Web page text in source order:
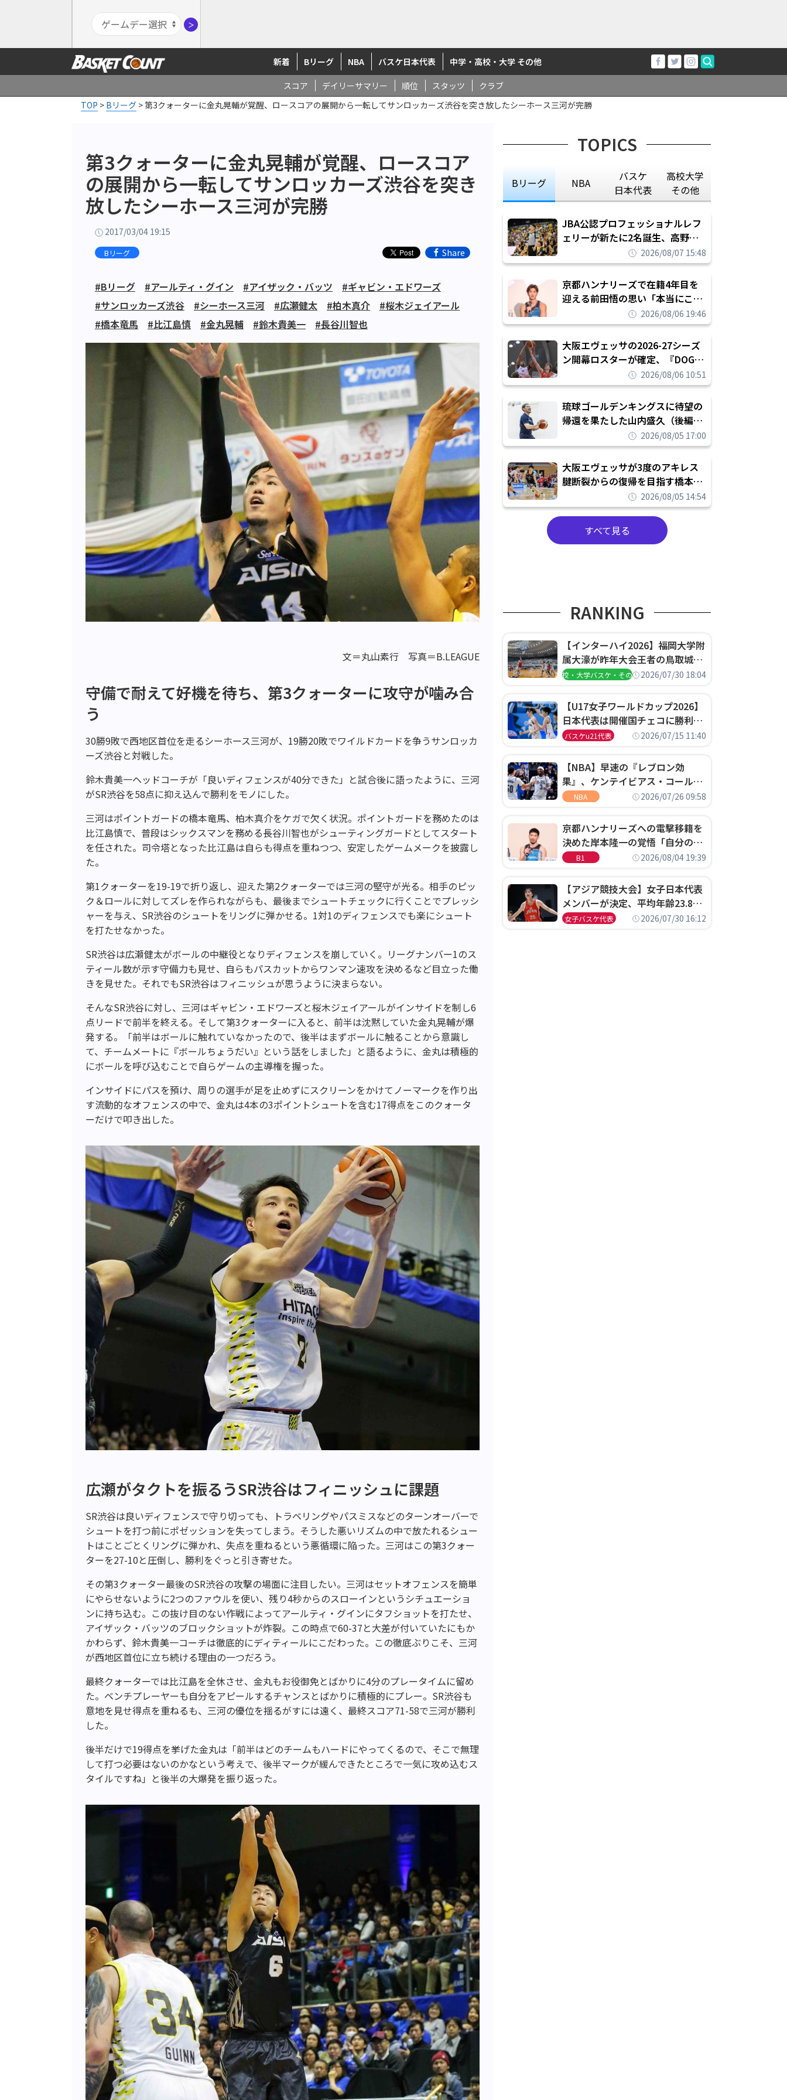
＞
新着 Bリーグ NBA バスケ日本代表 中学・高校・大学 その他
スコア デイリーサマリー 順位 スタッツ
クラブ
TOP > Bリーグ >第3クォーターに金丸晃輔が覚醒、ロースコアの展開から一転してサンロッカーズ渋谷を突き放したシーホース三河が完勝
第3クォーターに金丸晃輔が覚醒、ロースコア
の展開から一転してサンロッカーズ渋谷を突き
放したシーホース三河が完勝
2017/03/04 19:15
Bリーグ Share
#Bリーグ #アールティ・グイン #アイザック・バッツ
#ギャビン・エドワーズ
#サンロッカーズ渋谷
#シーホース三河 #広瀬健太 #柏木真介
#桜木ジェイアール
#橋本竜馬
#比江島慎 #金丸晃輔 #鈴木貴美一 #長谷川智也
文＝丸山素行 写真＝B.LEAGUE
守備で耐えて好機を待ち、第3クォーターに攻守が噛み合
う
30勝9敗で西地区首位を走るシーホース三河が、19勝20敗でワイルドカードを争うサンロッカ
ーズ渋谷と対戦した。
鈴木貴美一ヘッドコーチが「良いディフェンスが40分できた」と試合後に語ったように、三河
がSR渋谷を58点に抑え込んで勝利をモノにした。
三河はポイントガードの橋本竜馬、柏木真介をケガで欠く状況。ポイントガードを務めたのは
比江島慎で、普段はシックスマンを務める長谷川智也がシューティングガードとしてスタート
を任された。司令塔となった比江島は自らも得点を重ねつつ、安定したゲームメークを披露し
た。
第1クォーターを19-19で折り返し、迎えた第2クォーターでは三河の堅守が光る。相手のピッ
ク＆ロールに対してズレを作られながらも、最後までシュートチェックに行くことでプレッシ
ャーを与え、SR渋谷のシュートをリングに弾かせる。1対1のディフェンスでも楽にシュート
を打たせなかった。
SR渋谷は広瀬健太がボールの中継役となりディフェンスを崩していく。リーグナンバー1のス
ティール数が示す守備力も見せ、自らもパスカットからワンマン速攻を決めるなど目立った働
きを見せた。それでもSR渋谷はフィニッシュが思うように決まらない。
そんなSR渋谷に対し、三河はギャビン・エドワーズと桜木ジェイアールがインサイドを制し6
点リードで前半を終える。そして第3クォーターに入ると、前半は沈黙していた金丸晃輔が爆
発する。「前半はボールに触れていなかったので、後半はまずボールに触ることから意識し
て、チームメートに『ボールちょうだい』という話をしました」と語るように、金丸は積極的
にボールを呼び込むことで自らゲームの主導権を握った。
インサイドにパスを預け、周りの選手が足を止めずにスクリーンをかけてノーマークを作り出
す流動的なオフェンスの中で、金丸は4本の3ポイントシュートを含む17得点をこのクォータ
ーだけで叩き出した。
広瀬がタクトを振るうSR渋谷はフィニッシュに課題
SR渋谷は良いディフェンスで守り切っても、トラベリングやパスミスなどのターンオーバーで
シュートを打つ前にポゼッションを失ってしまう。そうした悪いリズムの中で放たれるシュー
トはことごとくリングに弾かれ、失点を重ねるという悪循環に陥った。三河はこの第3クォー
ターを27-10と圧倒し、勝利をぐっと引き寄せた。
その第3クォーター最後のSR渋谷の攻撃の場面に注目したい。三河はセットオフェンスを簡単
にやらせないように2つのファウルを使い、残り4秒からのスローインというシチュエーショ
ンに持ち込む。この抜け目のない作戦によってアールティ・グインにタフショットを打たせ、
アイザック・バッツのブロックショットが炸裂。この時点で60-37と大差が付いていたにもか
かわらず、鈴木貴美一コーチは徹底的にディティールにこだわった。この徹底ぶりこそ、三河
が西地区首位に立ち続ける理由の一つだろう。
最終クォーターでは比江島を全休させ、金丸もお役御免とばかりに4分のプレータイムに留め
た。ベンチプレーヤーも自分をアピールするチャンスとばかりに積極的にプレー。SR渋谷も
意地を見せ得点を重ねるも、三河の優位を揺るがすには遠く、最終スコア71-58で三河が勝利
した。
後半だけで19得点を挙げた金丸は「前半はどのチームもハードにやってくるので、そこで無理
して打つ必要はないのかなという考えで、後半マークが緩んできたところで一気に攻め込むス
タイルですね」と後半の大爆発を振り返った。
TOPICS
Bリーグ NBA
バスケ
日本代表
高校大学
その他
JBA公認プロフェッショナルレフ
ェリーが新たに2名誕生、高野晃
平は16年間続けた会社員生活に別
れを告げてプロ転向を決断
2026/08/07 15:48
京都ハンナリーズで在籍4年目を
迎える前田悟の思い「本当にこの
チームで勝ちたい、負けたまま舐
められたまま終わりたくない」
2026/08/06 19:46
大阪エヴェッサの2026-27シーズ
ン開幕ロスターが確定、『DOG
FIGHT』のチームカルチャーを推
し進めて結果を求めるシーズンへ
2026/08/06 10:51
琉球ゴールデンキングスに待望の
帰還を果たした山内盛久（後編）
「1人のウチナーンチュとしてみ
んなが誇りに思えるチームにして
いく」
2026/08/05 17:00
大阪エヴェッサが3度のアキレス
腱断裂からの復帰を目指す橋本拓
哉と契約を締結「もう一度コート
に立ちたい」
2026/08/05 14:54
すべて見る
RANKING
【インターハイ2026】福岡大学附
属大濠が昨年大会王者の鳥取城北
を撃破、大阪薫英女学院は岐阜女
高校・大学バスケ・その他2026/07/30 18:04
【U17女子ワールドカップ2026】
日本代表は開催国チェコに勝利し
て予選グループ3連勝で首位通
決定
バスケu21代表 2026/07/15 11:40
【NBA】早速の『レブロン効
果』、ケンテイビアス・コールド
ウェル・ポープがセブンティシク
NBA 2026/07/26 09:58
京都ハンナリーズへの電撃移籍を
決めた岸本隆一の覚悟「自分のエ
ゴというちっぽけなことのため
B1 2026/08/04 19:39
【アジア競技大会】女子日本代表
メンバーが決定、平均年齢23.8歳
のフレッシュなメンバーが日本開
女子バスケ代表 2026/07/30 16:12